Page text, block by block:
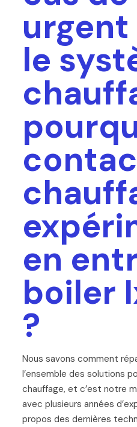
urgent
le
en
boiler
?
Nous savons comment
l’ensemble des solutions
chauffage, et c’est notre
avec plusieurs années
propos des dernières